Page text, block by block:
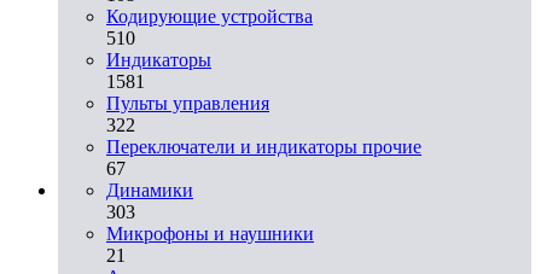
Кодирующие устройства
510
Индикаторы
1581
Пульты управления
322
Переключатели и индикаторы прочие
67
Динамики
303
Микрофоны и наушники
21